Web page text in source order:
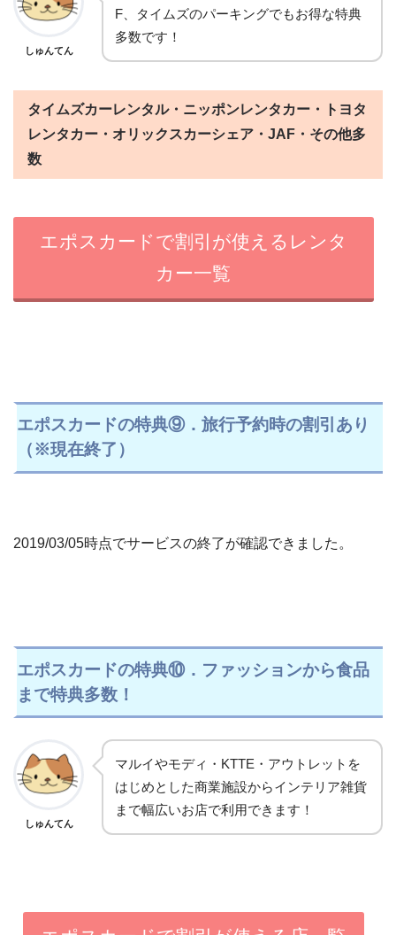
しゅんてん
F、タイムズのパーキングでもお得な特典
多数です！
タイムズカーレンタル・ニッポンレンタカー・トヨタ
レンタカー・オリックスカーシェア・JAF・その他多
数
エポスカードで割引が使えるレンタ
カー一覧
エポスカードの特典⑨．旅行予約時の割引あり
（※現在終了）
2019/03/05時点でサービスの終了が確認できました。
エポスカードの特典⑩．ファッションから食品
まで特典多数！
しゅんてん
マルイやモディ・KTTE・アウトレットを
はじめとした商業施設からインテリア雑貨
まで幅広いお店で利用できます！